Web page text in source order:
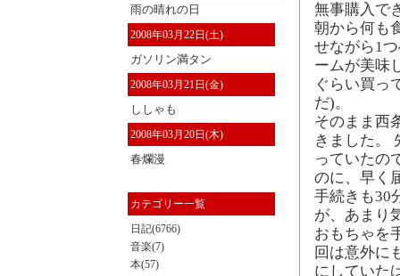
雨の晴れの日
2008年03月22日(土)
ガソリン満タン
2008年03月21日(金)
ししゃも
2008年03月20日(木)
春爛漫
カテゴリー一覧
日記(6766)
音楽(7)
本(57)
無事購入で
朝から何も
せながら1
ームが美味
ぐらい買っ
だ)。
そのまま西
きました。
っていたの
のに、早く
手続きも30
が、あまり
おもちゃを
回は意外に
にしていた